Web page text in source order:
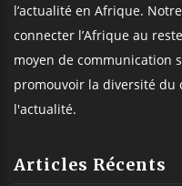
l’actualité en Afrique.
connecter l’Afrique au
moyen de communication
promouvoir la diversité du
l'actualité.
Articles Récents